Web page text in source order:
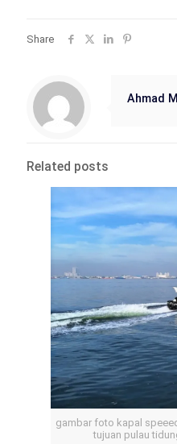
Share
Ahmad M
Related posts
gambar foto kapal
tujuan pulau